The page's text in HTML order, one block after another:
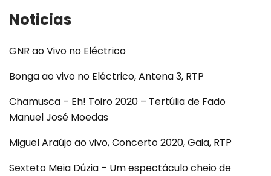
Noticias
GNR ao Vivo no Eléctrico
Bonga ao vivo no Eléctrico, Antena 3, RTP
Chamusca – Eh! Toiro 2020 – Tertúlia de Fado
Manuel José Moedas
Miguel Araújo ao vivo, Concerto 2020, Gaia, RTP
Sexteto Meia Dúzia – Um espectáculo cheio de